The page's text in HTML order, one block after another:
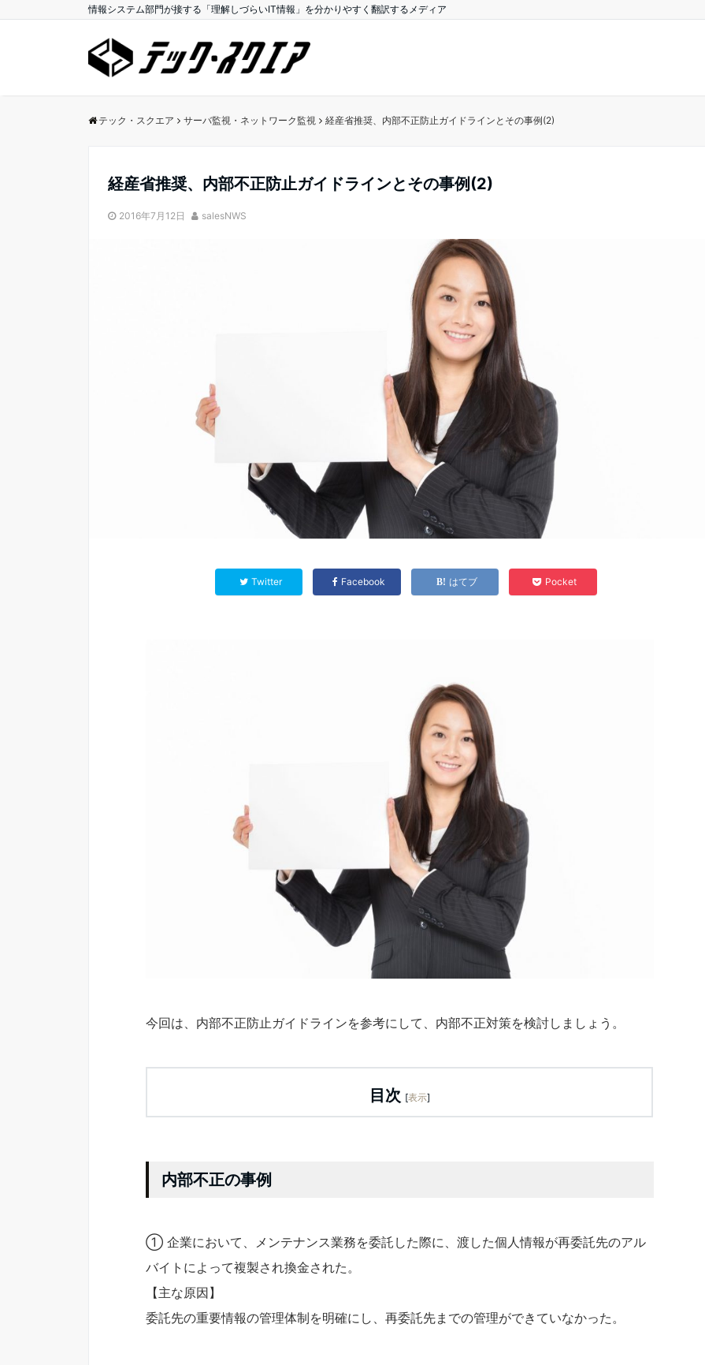
情報システム部門が接する「理解しづらいIT情報」を分かりやすく翻訳するメディア
テック・スクエア サーバ監視・ネットワーク監視 経産省推奨、内部不正防止ガイドラインとその事例(2)
経産省推奨、内部不正防止ガイドラインとその事例(2)
2016年7月12日 salesNWS
Twitter Facebook はてブ Pocket
今回は、内部不正防止ガイドラインを参考にして、内部不正対策を検討しましょう。
目次 [表示]
内部不正の事例
① 企業において、メンテナンス業務を委託した際に、渡した個人情報が再委託先のアル
バイトによって複製され換金された。
【主な原因】
委託先の重要情報の管理体制を明確にし、再委託先までの管理ができていなかった。